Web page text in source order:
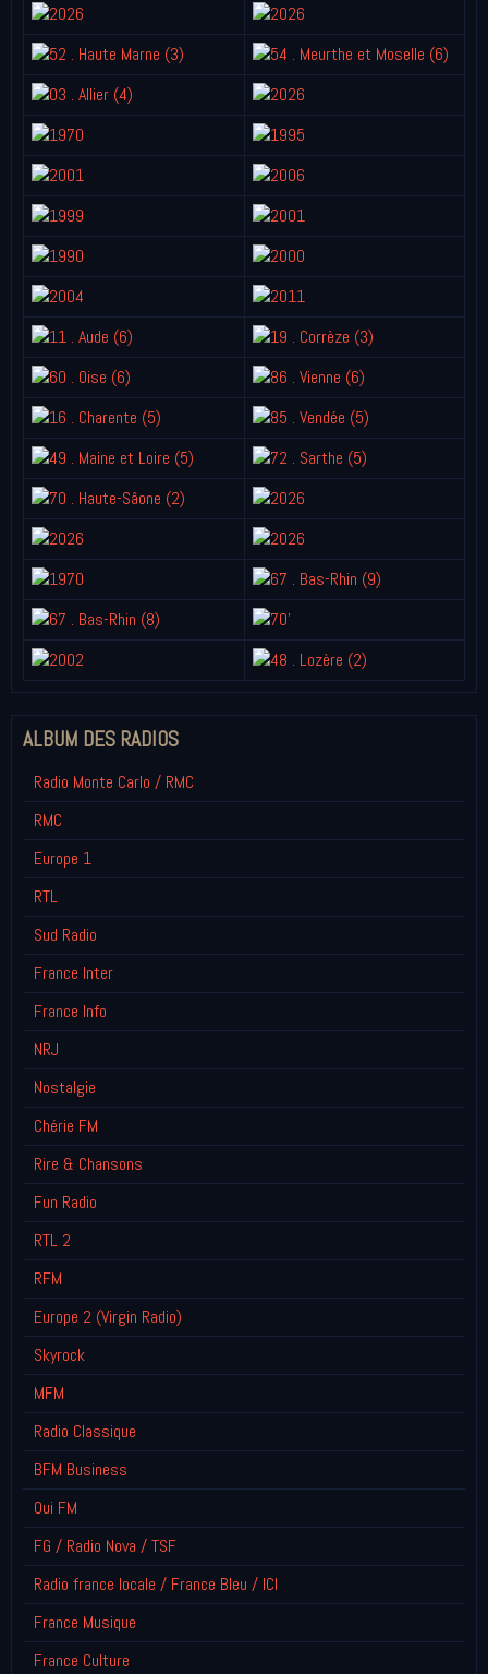
ALBUM DES RADIOS
Radio Monte Carlo / RMC
RMC
Europe 1
RTL
Sud Radio
France Inter
France Info
NRJ
Nostalgie
Chérie FM
Rire & Chansons
Fun Radio
RTL 2
RFM
Europe 2 (Virgin Radio)
Skyrock
MFM
Radio Classique
BFM Business
Oui FM
FG / Radio Nova / TSF
Radio france locale / France Bleu / ICI
France Musique
France Culture